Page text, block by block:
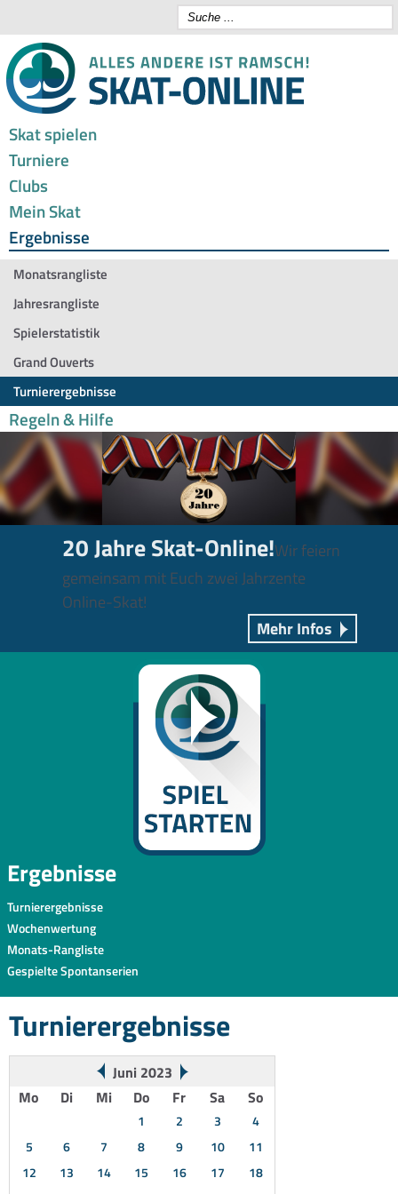
Skat spielen
Turniere
Clubs
Mein Skat
Ergebnisse
Monatsrangliste
Jahresrangliste
Spielerstatistik
Grand Ouverts
Turnierergebnisse
Regeln & Hilfe
20 Jahre Skat-Online!Wir feiern
gemeinsam mit Euch zwei Jahrzente
Online-Skat!
Mehr Infos
Ergebnisse
Turnierergebnisse
Wochenwertung
Monats-Rangliste
Gespielte Spontanserien
Turnierergebnisse
Juni 2023
Mo
Di Mi Do Fr Sa So
1 2 3
4
5
6 7 8 9 10
11
12
13 14 15 16 17
18